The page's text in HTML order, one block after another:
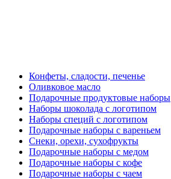
Конфеты, сладости, печенье
Оливковое масло
Подарочные продуктовые наборы
Наборы шоколада с логотипом
Наборы специй с логотипом
Подарочные наборы с вареньем
Снеки, орехи, сухофрукты
Подарочные наборы с медом
Подарочные наборы с кофе
Подарочные наборы с чаем